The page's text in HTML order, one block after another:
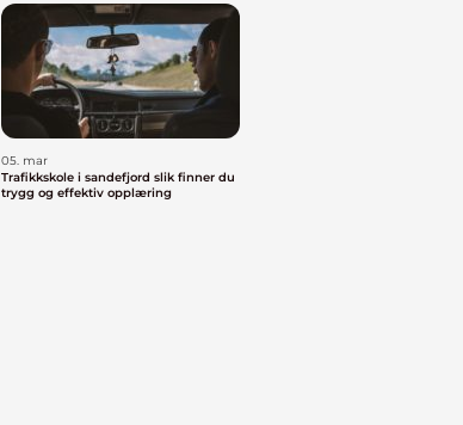
05. mar
Trafikkskole i sandefjord slik finner du
trygg og effektiv opplæring